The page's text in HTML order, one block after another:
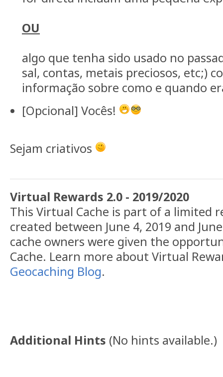
OU
algo que tenha sido usado no
sal, contas, metais preciosos, etc;)
informação sobre como e quando
[Opcional] Vocês!
Sejam criativos
Virtual Rewards 2.0 - 2019/2020
This Virtual Cache is part of a limited
created between June 4, 2019 and
cache owners were given the
Cache. Learn more about Virtual
Geocaching Blog.
Additional Hints (No hints available.)